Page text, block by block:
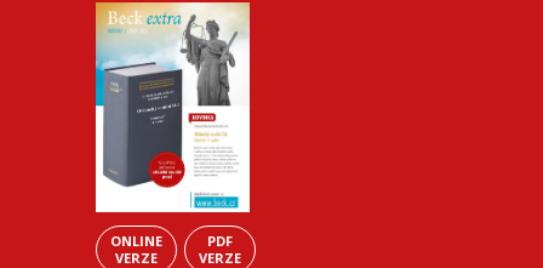
ONLINE
VERZE
PDF
VERZE